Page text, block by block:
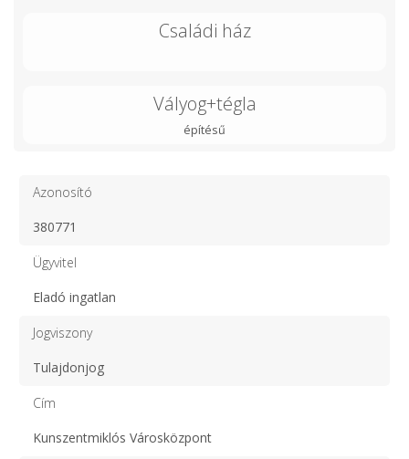
Családi ház
Vályog+tégla
építésű
Azonosító
380771
Ügyvitel
Eladó ingatlan
Jogviszony
Tulajdonjog
Cím
Kunszentmiklós Városközpont